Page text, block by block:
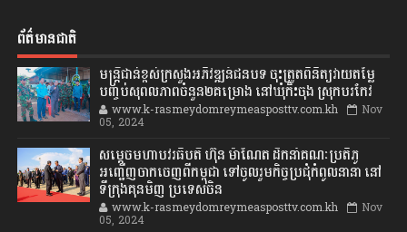
ព័ត៌មានជាតិ
មន្ត្រីជាន់ខ្ពស់ក្រសួងអភិវឌ្ឍន៍ជនបទ ចុះត្រួតពិនិត្យវាយតម្លៃ
បញ្ចប់សុពលភាពចំនួន២គម្រោង នៅឃុំកិះចុង ស្រុកបរកែវ
www.k-rasmeydomreymeasposttv.com.kh Nov
05, 2024
សម្តេចមហាបវរធិបតី ហ៊ុន ម៉ាណែត ដឹកនាំគណៈប្រតិភូ
អញ្ជើញចាកចេញពីកម្ពុជា ទៅចូលរួមកិច្ចប្រជុំកំពូលនានា នៅ
ទីក្រុងគុនមិញ ប្រទេសចិន
www.k-rasmeydomreymeasposttv.com.kh Nov
05, 2024